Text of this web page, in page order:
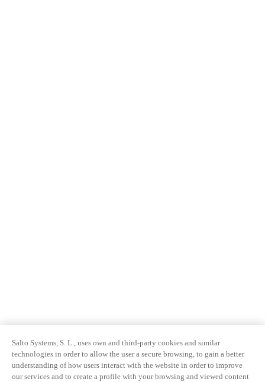
Salto Systems, S. L., uses own and third-party cookies and similar
technologies in order to allow the user a secure browsing, to gain a better
understanding of how users interact with the website in order to improve
our services and to create a profile with your browsing and viewed content